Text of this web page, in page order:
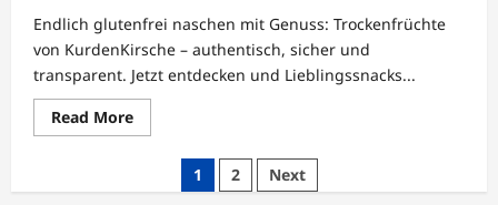
Endlich glutenfrei naschen mit Genuss: Trockenfrüchte
von KurdenKirsche – authentisch, sicher und
transparent. Jetzt entdecken und Lieblingssnacks...
Read MoreRead
more
Glutenfreie
Snackoptionen:
Trockenfrüchte
1 2 Next